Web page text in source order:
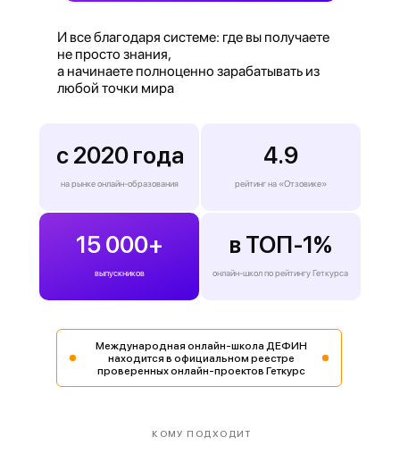
И все благодаря системе: где вы получаете
не просто знания,
а начинаете полноценно зарабатывать из
любой точки мира
с 2020 года
на рынке онлайн-образования
15 000+
выпускников
4.9
рейтинг на «Отзовике»
в ТОП-1%
онлайн-школ по рейтингу Геткурса
Международная онлайн-школа ДЕФИН
находится в официальном реестре
проверенных онлайн-проектов Геткурс
КОМУ ПОДХОДИТ